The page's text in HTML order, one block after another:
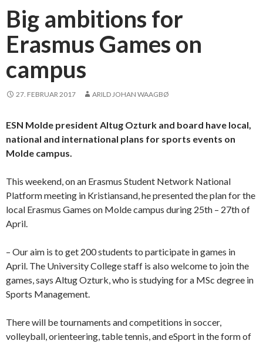
Big ambitions for
Erasmus Games on
campus
27. FEBRUAR 2017 ARILD JOHAN WAAGBØ
ESN Molde president Altug Ozturk and board have local,
national and international plans for sports events on
Molde campus.
This weekend, on an Erasmus Student Network National
Platform meeting in Kristiansand, he presented the plan for the
local Erasmus Games on Molde campus during 25th – 27th of
April.
– Our aim is to get 200 students to participate in games in
April. The University College staff is also welcome to join the
games, says Altug Ozturk, who is studying for a MSc degree in
Sports Management.
There will be tournaments and competitions in soccer,
volleyball, orienteering, table tennis, and eSport in the form of